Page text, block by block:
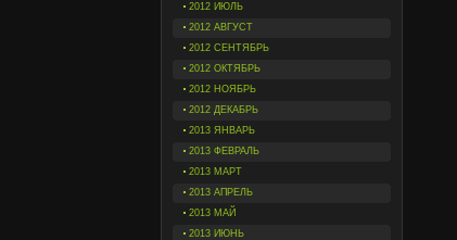
2012 ИЮЛЬ
2012 АВГУСТ
2012 СЕНТЯБРЬ
2012 ОКТЯБРЬ
2012 НОЯБРЬ
2012 ДЕКАБРЬ
2013 ЯНВАРЬ
2013 ФЕВРАЛЬ
2013 МАРТ
2013 АПРЕЛЬ
2013 МАЙ
2013 ИЮНЬ